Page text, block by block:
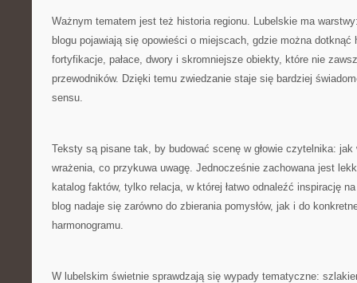
Ważnym tematem jest też historia regionu. Lubelskie ma
blogu pojawiają się opowieści o miejscach, gdzie można
fortyfikacje, pałace, dwory i skromniejsze obiekty, które nie
przewodników. Dzięki temu zwiedzanie staje się bardziej
sensu.
Teksty są pisane tak, by budować scenę w głowie czytelnika:
wrażenia, co przykuwa uwagę. Jednocześnie zachowana jest
katalog faktów, tylko relacja, w której łatwo odnaleźć inspirację
blog nadaje się zarówno do zbierania pomysłów, jak i do
harmonogramu.
W lubelskim świetnie sprawdzają się wypady tematyczne: